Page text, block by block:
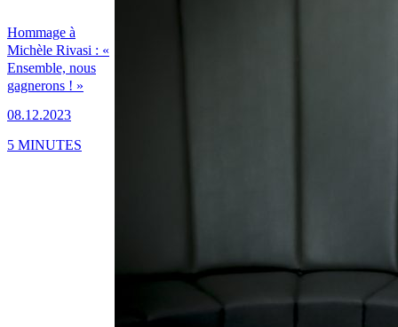
Hommage à
Michèle Rivasi : «
Ensemble, nous
gagnerons ! »
08.12.2023
5 MINUTES